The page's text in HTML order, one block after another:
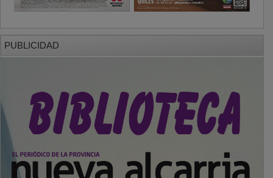
PUBLICIDAD